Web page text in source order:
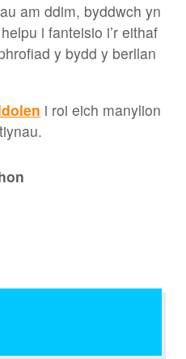
am ddim, byddwch yn
i fanteisio i’r eithaf
y bydd y berllan
i roi eich manylion